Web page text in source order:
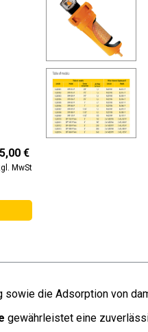
€
MwSt
die Adsorption von
gewährleistet eine